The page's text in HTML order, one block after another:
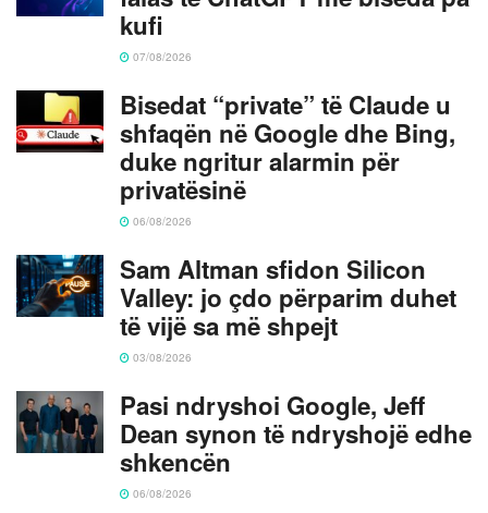
kufi
07/08/2026
Bisedat “private” të Claude u
shfaqën në Google dhe Bing,
duke ngritur alarmin për
privatësinë
06/08/2026
Sam Altman sfidon Silicon
Valley: jo çdo përparim duhet
të vijë sa më shpejt
03/08/2026
Pasi ndryshoi Google, Jeff
Dean synon të ndryshojë edhe
shkencën
06/08/2026